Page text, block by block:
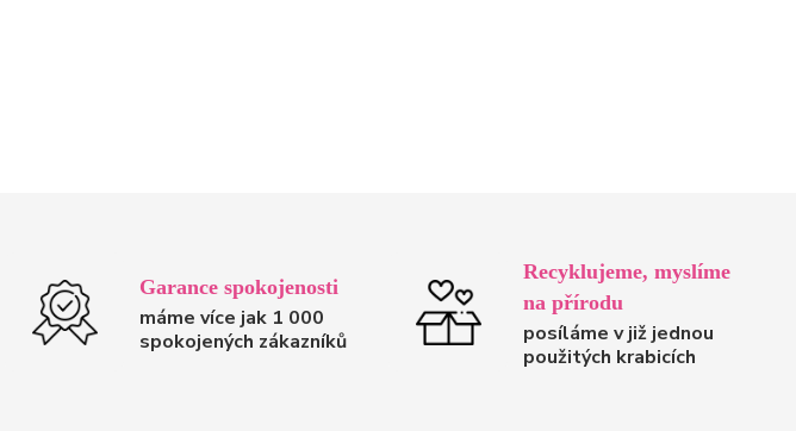
Garance spokojenosti
máme více jak 1 000
spokojených zákazníků
Recyklujeme, myslíme
na přírodu
posíláme v již jednou
použitých krabicích